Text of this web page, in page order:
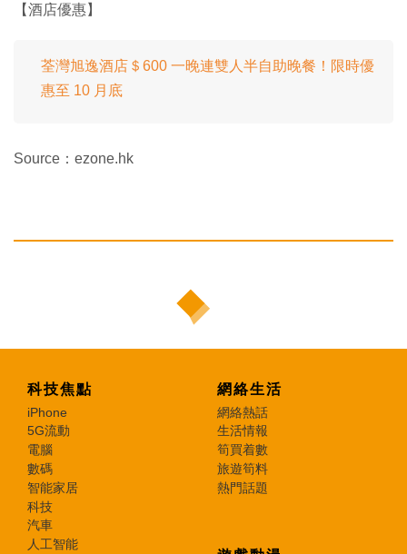
【酒店優惠】
荃灣旭逸酒店＄600 一晚連雙人半自助晚餐！限時優
惠至 10 月底
Source：ezone.hk
科技焦點
iPhone
5G流動
電腦
數碼
智能家居
科技
汽車
人工智能
網絡生活
網絡熱話
生活情報
筍買着數
旅遊筍料
熱門話題